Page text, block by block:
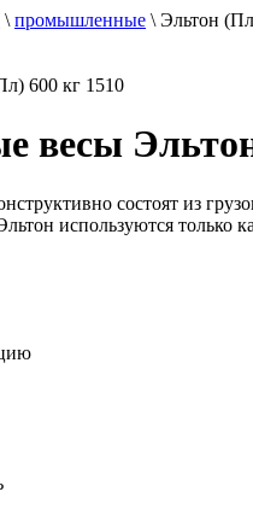
\ промышленные \ Эльтон
600 кг 1510
весы
состоят из
используются только